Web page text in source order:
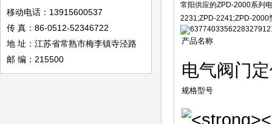
移动电话：13915600537
传 真：86-0512-52346722
地 址：江苏省常熟市梅李镇寺泾路
邮 编：215500
常阳供应的ZPD-2000系列
2231;ZPD-2241;ZPD-2000
产品名称
电气阀门
规格型号